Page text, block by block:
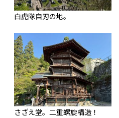
白虎隊自刃の地。
さざえ堂。二重螺旋構造！